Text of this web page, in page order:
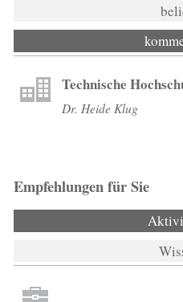
Technische
Dr. Heide Klug
Empfehlungen für Sie